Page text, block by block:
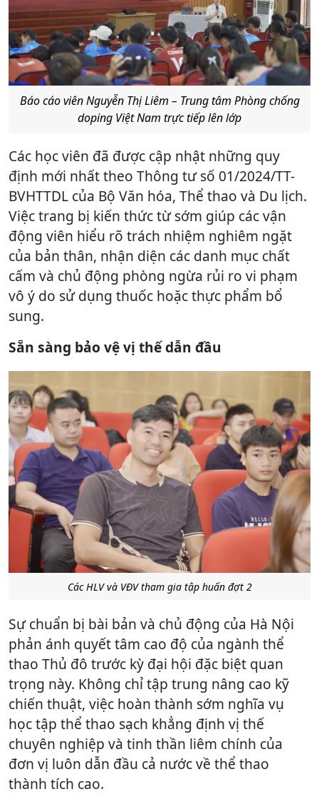
Báo cáo viên Nguyễn Thị Liêm – Trung tâm Phòng chống
doping Việt Nam trực tiếp lên lớp
Các học viên đã được cập nhật những quy
định mới nhất theo Thông tư số 01/2024/TT-
BVHTTDL của Bộ Văn hóa, Thể thao và Du lịch.
Việc trang bị kiến thức từ sớm giúp các vận
động viên hiểu rõ trách nhiệm nghiêm ngặt
của bản thân, nhận diện các danh mục chất
cấm và chủ động phòng ngừa rủi ro vi phạm
vô ý do sử dụng thuốc hoặc thực phẩm bổ
sung.
Sẵn sàng bảo vệ vị thế dẫn đầu
Các HLV và VĐV tham gia tập huấn đợt 2
Sự chuẩn bị bài bản và chủ động của Hà Nội
phản ánh quyết tâm cao độ của ngành thể
thao Thủ đô trước kỳ đại hội đặc biệt quan
trọng này. Không chỉ tập trung nâng cao kỹ
chiến thuật, việc hoàn thành sớm nghĩa vụ
học tập thể thao sạch khẳng định vị thế
chuyên nghiệp và tinh thần liêm chính của
đơn vị luôn dẫn đầu cả nước về thể thao
thành tích cao.